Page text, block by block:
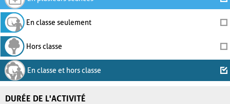
En classe seulement
Hors classe
En classe et hors classe
DURÉE DE L'ACTIVITÉ